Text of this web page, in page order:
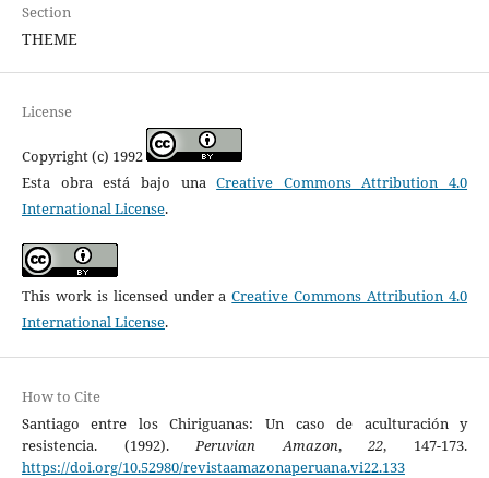
Section
THEME
License
Copyright (c) 1992
Esta obra está bajo unaCreative Commons Attribution 4.0
International License.
This work is licensed under aCreative Commons Attribution 4.0
International License.
How to Cite
Santiago entre los Chiriguanas: Un caso de aculturación y
resistencia. (1992).Peruvian Amazon,22, 147-173.
https://doi.org/10.52980/revistaamazonaperuana.vi22.133